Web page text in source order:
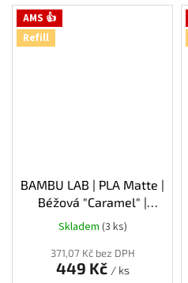
AMS 👍
Refill
BAMBU LAB | PLA Matte |
Béžová "Caramel" |
1.75mm | 1kg | Refill
Skladem (3 ks)
371,07 Kč bez DPH
449 Kč / ks